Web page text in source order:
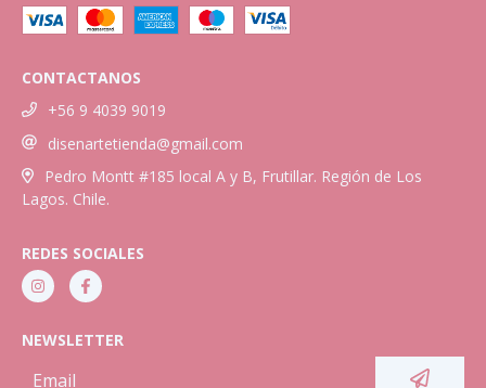
CONTACTANOS
+56 9 4039 9019
disenartetienda@gmail.com
Pedro Montt #185 local A y B, Frutillar. Región de Los
Lagos. Chile.
REDES SOCIALES
NEWSLETTER